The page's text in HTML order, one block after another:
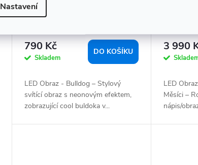
Nastavení
LED Obraz - Bulldog
790 Kč
Skladem
DO KOŠÍKU
LED Obraz - Bulldog – Stylový
svítící obraz s neonovým efektem,
zobrazující cool buldoka v...
LED
3 990
LED
Měsíci –
nápis/